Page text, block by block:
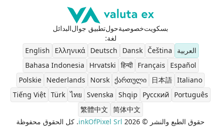
بسكويتخصوصيةحولتطبيق جوالالبدائل
لغة:
العربية
Čeština
Dansk
Deutsch
Ελληνικά
English
Español
Français
हिन्दी
Hrvatski
Bahasa Indonesia
Italiano
日本語
ქართული
Norsk
Nederlands
Polskie
Português
Pусский
Shqip
Svenska
ไทย
Türk
Tiếng Việt
简体中文
繁體中文
حقوق الطبع والنشر © 2026
inkOfPixel Srl. كل الحقوق محفوظة